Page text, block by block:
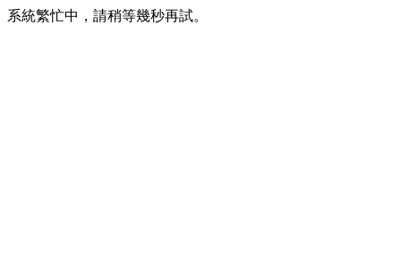
系統繁忙中，請稍等幾秒再試。